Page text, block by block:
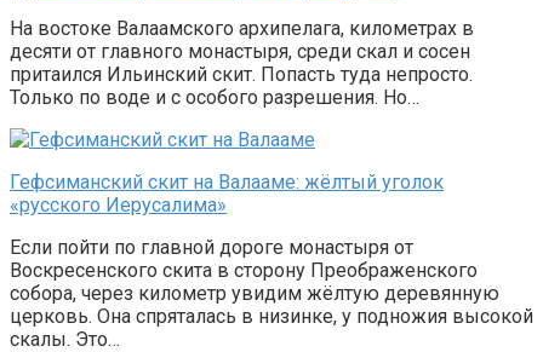
На востоке Валаамского архипелага, километрах в
десяти от главного монастыря, среди скал и сосен
притаился Ильинский скит. Попасть туда непросто.
Только по воде и с особого разрешения. Но…
Гефсиманский скит на Валааме: жёлтый уголок
«русского Иерусалима»
Если пойти по главной дороге монастыря от
Воскресенского скита в сторону Преображенского
собора, через километр увидим жёлтую деревянную
церковь. Она спряталась в низинке, у подножия высокой
скалы. Это…